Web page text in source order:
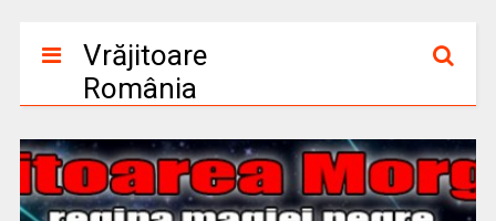
Vrăjitoare
România